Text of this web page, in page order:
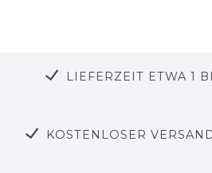
LIEFERZEIT ETWA 1
KOSTENLOSER